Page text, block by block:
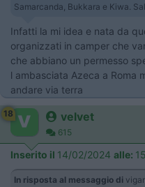
Samarcanda, Bukkara e Kiwa.
Infatti la mi idea e nata da
organizzati in camper che
che abbiano un permesso
l ambasciata Azeca a Roma
andare via terra
18 velvet
615
Inserito il 14/02/2024 alle:
In risposta al messaggio di